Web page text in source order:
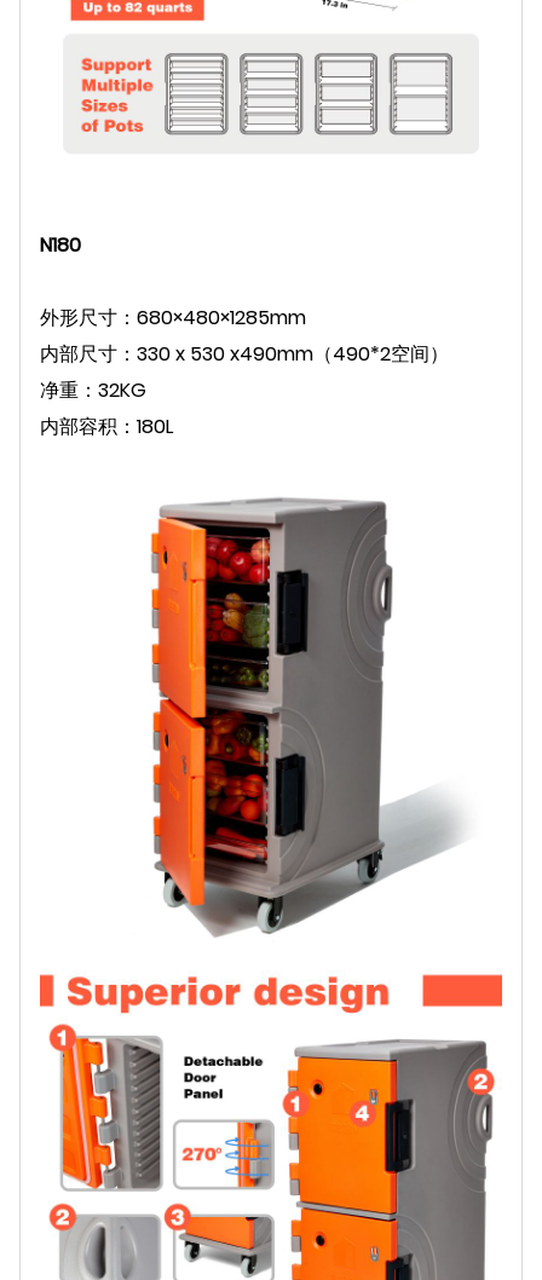
N180
外形尺寸：680×480×1285mm
内部尺寸：330 x 530 x490mm（490*2空间）
净重：32KG
内部容积：180L